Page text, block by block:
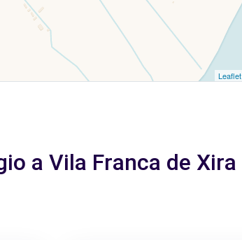
Leaflet
a Vila Franca de Xira